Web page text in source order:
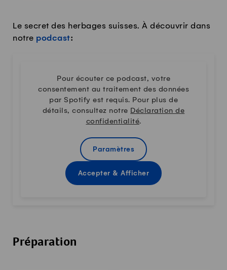
Le secret des herbages suisses. À découvrir dans
notre podcast:
Pour écouter ce podcast, votre
consentement au traitement des données
par Spotify est requis. Pour plus de
détails, consultez notre Déclaration de
confidentialité.
Paramètres
Accepter & Afficher
Préparation